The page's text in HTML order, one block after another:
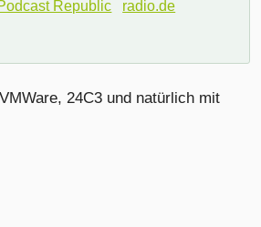
Republic
radio.de
24C3 und natürlich mit